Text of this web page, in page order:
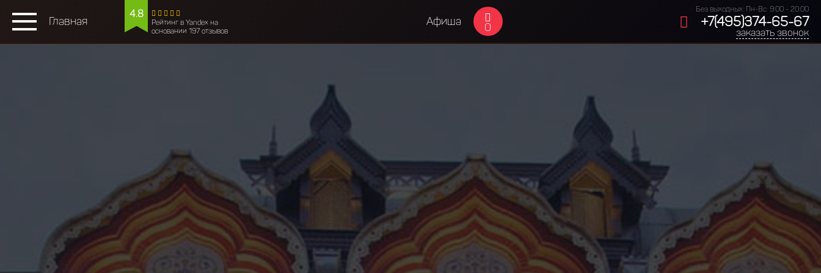
Главная
4.8
Рейтинг в Yandex на
основании 197 отзывов
Афиша 0
Без выходных: Пн-Вс: 9:00 - 20:00
+7(495)374-65-67
заказать звонок